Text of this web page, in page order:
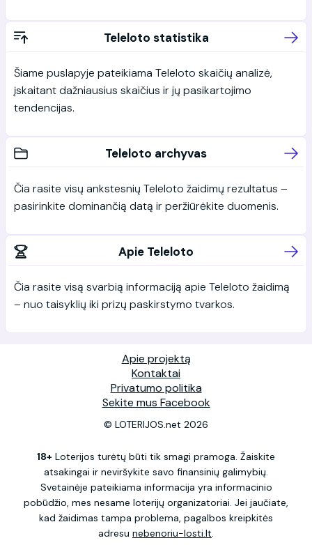
Teleloto statistika
Šiame puslapyje pateikiama Teleloto skaičių analizė,
įskaitant dažniausius skaičius ir jų pasikartojimo
tendencijas.
Teleloto archyvas
Čia rasite visų ankstesnių Teleloto žaidimų rezultatus –
pasirinkite dominančią datą ir peržiūrėkite duomenis.
Apie Teleloto
Čia rasite visą svarbią informaciją apie Teleloto žaidimą
– nuo taisyklių iki prizų paskirstymo tvarkos.
Apie projektą
Kontaktai
Privatumo politika
Sekite mus Facebook
© LOTERIJOS.net 2026
18+ Loterijos turėtų būti tik smagi pramoga. Žaiskite
atsakingai ir neviršykite savo finansinių galimybių.
Svetainėje pateikiama informacija yra informacinio
pobūdžio, mes nesame loterijų organizatoriai. Jei jaučiate,
kad žaidimas tampa problema, pagalbos kreipkitės
adresu nebenoriu-losti.lt.